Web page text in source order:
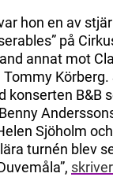
hon en av
på
annat mot
Körberg.
konserten B&B
Sjöholm
turnén blev